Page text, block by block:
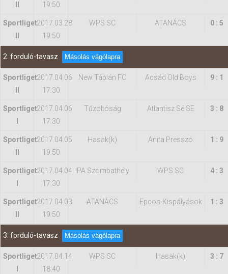
19:50
Sportliget2017.03.28
19:50
WPS SC ATANÁCS 0 : 5
2. forduló-tavasz Másolás vágólapra
Sportliget2017.04.06
17:30
New Táplán FC Acsád Old Boys 9 : 1
Sportliget2017.04.06
17:30
Tűzoltóság Atlantisz Sé SE 3 : 8
Sportliget2017.04.05
19:50
Hasak(k) Anita Presszó 1 : 9
Sportliget2017.04.04
17:30
IPA Szombathely WPS SC 4 : 3
Sportliget2017.04.03
19:50
ATANÁCS Epcos-Kispályások 1 : 3
3. forduló-tavasz Másolás vágólapra
Sportliget2017.04.14
18:40
WPS SC Hasak(k) 3 : 7